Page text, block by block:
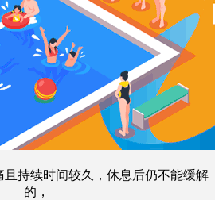
持续时间较久，休息后仍不能缓解
的，